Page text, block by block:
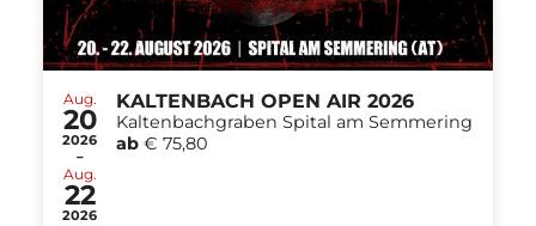
Aug.
20
2026
-
Aug.
22
2026
KALTENBACH OPEN AIR 2026
Kaltenbachgraben Spital am Semmering
ab € 75,80